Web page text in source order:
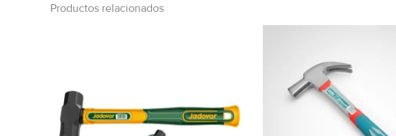
Productos relacionados